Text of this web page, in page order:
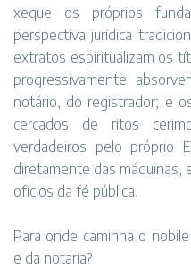
xeque os próprios
perspectiva jurídica
extratos espiritualizam os
progressivamente
notário, do registrador; e
cercados de ritos
verdadeiros pelo próprio
diretamente das máquinas,
ofícios da fé pública.
Para onde caminha o
e da notaria?